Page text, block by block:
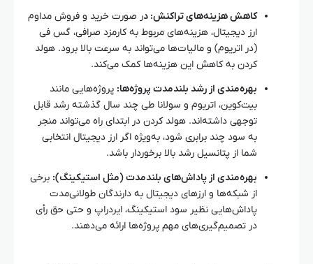
کاهش هزینه‌های تراکنش: در صورت خرید و فروش مداوم
ارز دیجیتال، هزینه‌های مربوط به کارمزد صرافی، گس فی
(در اتریوم) و مالیات‌ها می‌تواند به سرعت بالا برود. هولد
کردن به کاهش این هزینه‌ها کمک می‌کند.
بهره‌مندی از رشد بلندمدت پروژه‌ها: پروژه‌هایی مانند
بیت‌کوین، اتریوم و سولانا طی چند سال گذشته رشد قابل
توجهی داشته‌اند. هولد کردن در ابتدای راه می‌تواند منجر
به سود چند برابری شود، به‌ویژه اگر ارز دیجیتال انتخابی
شما از پتانسیل رشد بالا برخوردار باشد.
بهره‌مندی از پاداش‌های بلندمدت (مثل استیکینگ): برخی
از شبکه‌ها و ارزهای دیجیتال به دارندگان طولانی‌مدت
پاداش‌هایی نظیر سود استیکینگ، ایردراپ و حتی حق رأی
در تصمیم‌گیری‌های مهم پروژه‌ها ارائه می‌دهند.